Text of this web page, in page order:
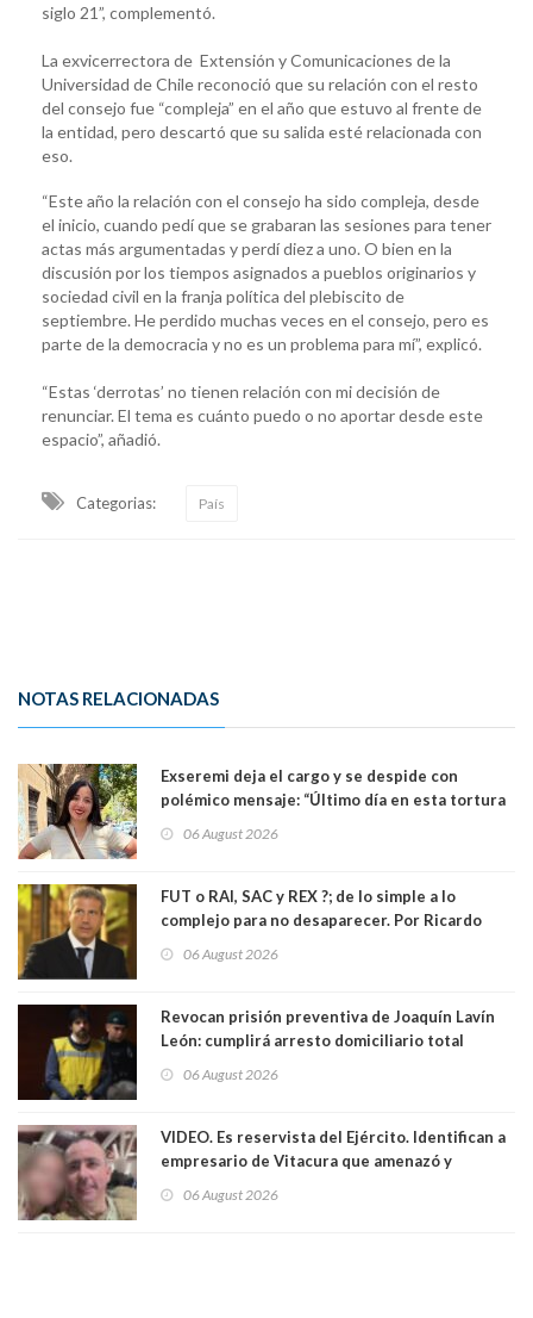
siglo 21”, complementó.
La exvicerrectora de Extensión y Comunicaciones de la
Universidad de Chile reconoció que su relación con el resto
del consejo fue “compleja” en el año que estuvo al frente de
la entidad, pero descartó que su salida esté relacionada con
eso.
“Este año la relación con el consejo ha sido compleja, desde
el inicio, cuando pedí que se grabaran las sesiones para tener
actas más argumentadas y perdí diez a uno. O bien en la
discusión por los tiempos asignados a pueblos originarios y
sociedad civil en la franja política del plebiscito de
septiembre. He perdido muchas veces en el consejo, pero es
parte de la democracia y no es un problema para mí”, explicó.
“Estas ‘derrotas’ no tienen relación con mi decisión de
renunciar. El tema es cuánto puedo o no aportar desde este
espacio”, añadió.
Categorias: País
NOTAS RELACIONADAS
Exseremi deja el cargo y se despide con
polémico mensaje: “Último día en esta tortura
06 August 2026
FUT o RAI, SAC y REX ?; de lo simple a lo
complejo para no desaparecer. Por Ricardo
06 August 2026
Revocan prisión preventiva de Joaquín Lavín
León: cumplirá arresto domiciliario total
06 August 2026
VIDEO. Es reservista del Ejército. Identifican a
empresario de Vitacura que amenazó y
al "ring raja". Se trata de Andrés Arrieta y la
06 August 2026